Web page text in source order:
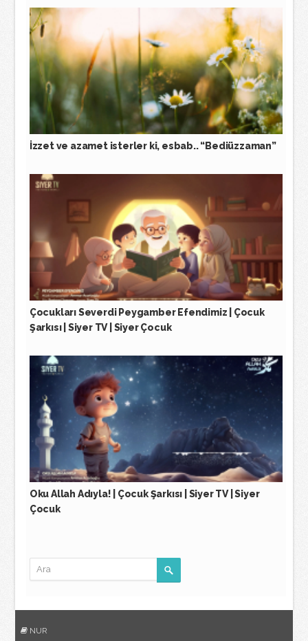
İzzet ve azamet isterler ki, esbab.. “Bediüzzaman”
Çocukları Severdi Peygamber Efendimiz | Çocuk
Şarkısı | Siyer TV | Siyer Çocuk
Oku Allah Adıyla! | Çocuk Şarkısı | Siyer TV | Siyer
Çocuk
NUR